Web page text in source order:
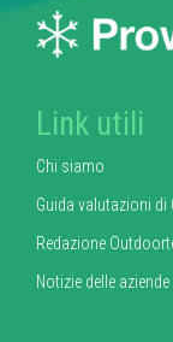
Link utili
Chi siamo
Guida valutazioni di
Redazione
Notizie delle aziende